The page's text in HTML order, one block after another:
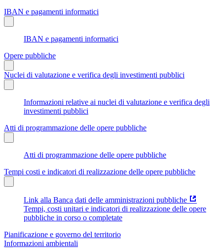
IBAN e pagamenti informatici
IBAN e pagamenti informatici
Opere pubbliche
Nuclei di valutazione e verifica degli investimenti pubblici
Informazioni relative ai nuclei di valutazione e verifica degli
investimenti pubblici
Atti di programmazione delle opere pubbliche
Atti di programmazione delle opere pubbliche
Tempi costi e indicatori di realizzazione delle opere pubbliche
Link alla Banca dati delle amministrazioni pubbliche
Tempi, costi unitari e indicatori di realizzazione delle opere
pubbliche in corso o completate
Pianificazione e governo del territorio
Informazioni ambientali